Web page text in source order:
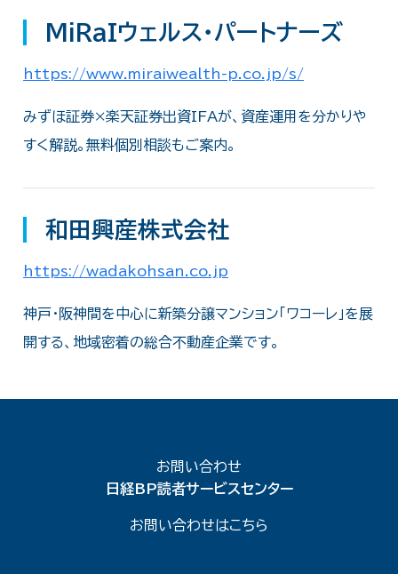
MiRaIウェルス・パートナーズ
https://www.miraiwealth-p.co.jp/s/
みずほ証券×楽天証券出資IFAが、資産運用を分かりや
すく解説。無料個別相談もご案内。
和田興産株式会社
https://wadakohsan.co.jp
神戸・阪神間を中心に新築分譲マンション「ワコーレ」を展
開する、地域密着の総合不動産企業です。
お問い合わせ
日経BP読者サービスセンター
お問い合わせはこちら